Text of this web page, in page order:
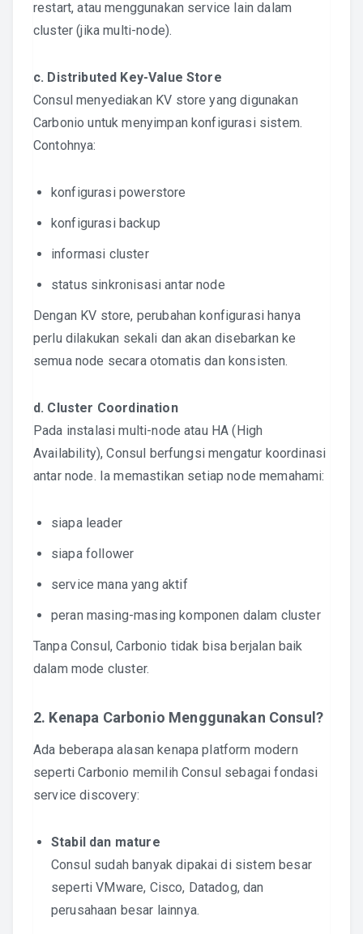
restart, atau menggunakan service lain dalam
cluster (jika multi-node).
c. Distributed Key-Value Store
Consul menyediakan KV store yang digunakan
Carbonio untuk menyimpan konfigurasi sistem.
Contohnya:
konfigurasi powerstore
konfigurasi backup
informasi cluster
status sinkronisasi antar node
Dengan KV store, perubahan konfigurasi hanya
perlu dilakukan sekali dan akan disebarkan ke
semua node secara otomatis dan konsisten.
d. Cluster Coordination
Pada instalasi multi-node atau HA (High
Availability), Consul berfungsi mengatur koordinasi
antar node. Ia memastikan setiap node memahami:
siapa leader
siapa follower
service mana yang aktif
peran masing-masing komponen dalam cluster
Tanpa Consul, Carbonio tidak bisa berjalan baik
dalam mode cluster.
2. Kenapa Carbonio Menggunakan Consul?
Ada beberapa alasan kenapa platform modern
seperti Carbonio memilih Consul sebagai fondasi
service discovery:
Stabil dan mature
Consul sudah banyak dipakai di sistem besar
seperti VMware, Cisco, Datadog, dan
perusahaan besar lainnya.